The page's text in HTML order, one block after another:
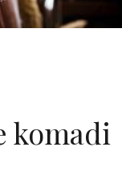
komadi